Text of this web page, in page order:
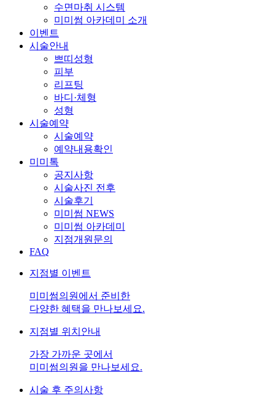
수면마취 시스템
미미썸 아카데미 소개
이벤트
시술안내
쁘띠성형
피부
리프팅
바디·체형
성형
시술예약
시술예약
예약내용확인
미미톡
공지사항
시술사진 전후
시술후기
미미썸 NEWS
미미썸 아카데미
지점개원문의
FAQ
지점별 이벤트
미미썸의원에서 준비한
다양한 혜택을 만나보세요.
지점별 위치안내
가장 가까운 곳에서
미미썸의원을 만나보세요.
시술 후 주의사항